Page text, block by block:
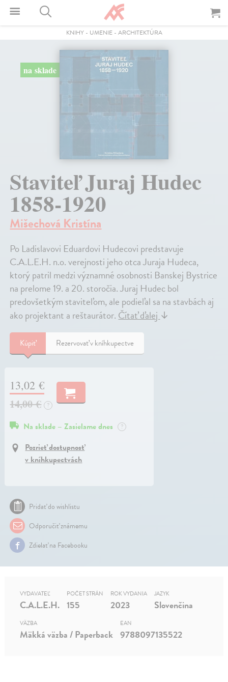
KNIHY- UMENIE- ARCHITEKTÚRA
na sklade
Staviteľ Juraj Hudec
1858-1920
Mišechová Kristína
Po Ladislavovi Eduardovi Hudecovi predstavuje
C.A.L.E.H. n.o. verejnosti jeho otca Juraja Hudeca,
ktorý patril medzi významné osobnosti Banskej Bystrice
na prelome 19. a 20. storočia. Juraj Hudec bol
predovšetkým staviteľom, ale podieľal sa na stavbách aj
ako projektant a reštaurátor. Čítať ďalej ↓
Kúpiť Rezervovať v kníhkupectve
13,02 €
14,00 €
?
Na sklade – Zasielame dnes ?
Pozrieť dostupnosť
v kníhkupectvách
Pridať do wishlistu
Odporučiť známemu
Zdielať na Facebooku
VYDAVATEĽ
C.A.L.E.H.
POČET STRÁN
155
ROK VYDANIA
2023
JAZYK
Slovenčina
VÄZBA
Mäkká väzba / Paperback
EAN
9788097135522